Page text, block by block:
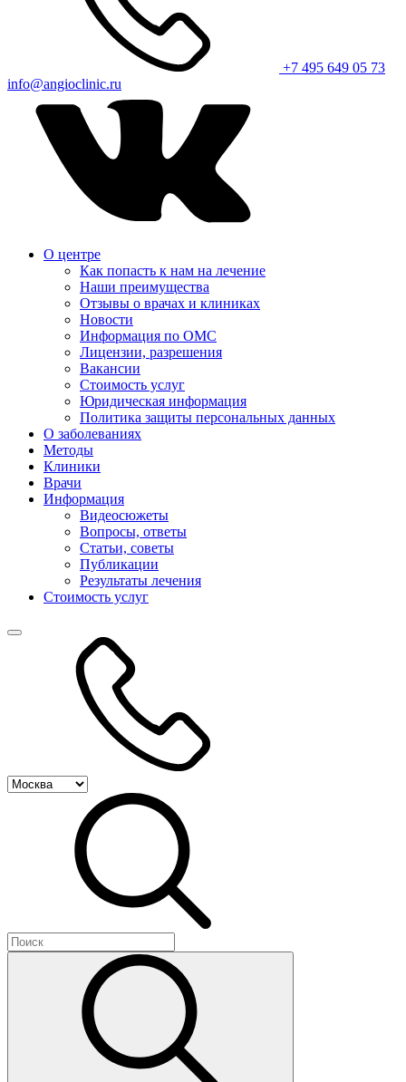
+7 495 649 05 73
info@angioclinic.ru
О центре
Как попасть к нам на лечение
Наши преимущества
Отзывы о врачах и клиниках
Новости
Информация по ОМС
Лицензии, разрешения
Вакансии
Стоимость услуг
Юридическая информация
Политика защиты персональных данных
О заболеваниях
Методы
Клиники
Врачи
Информация
Видеосюжеты
Вопросы, ответы
Статьи, советы
Публикации
Результаты лечения
Стоимость услуг